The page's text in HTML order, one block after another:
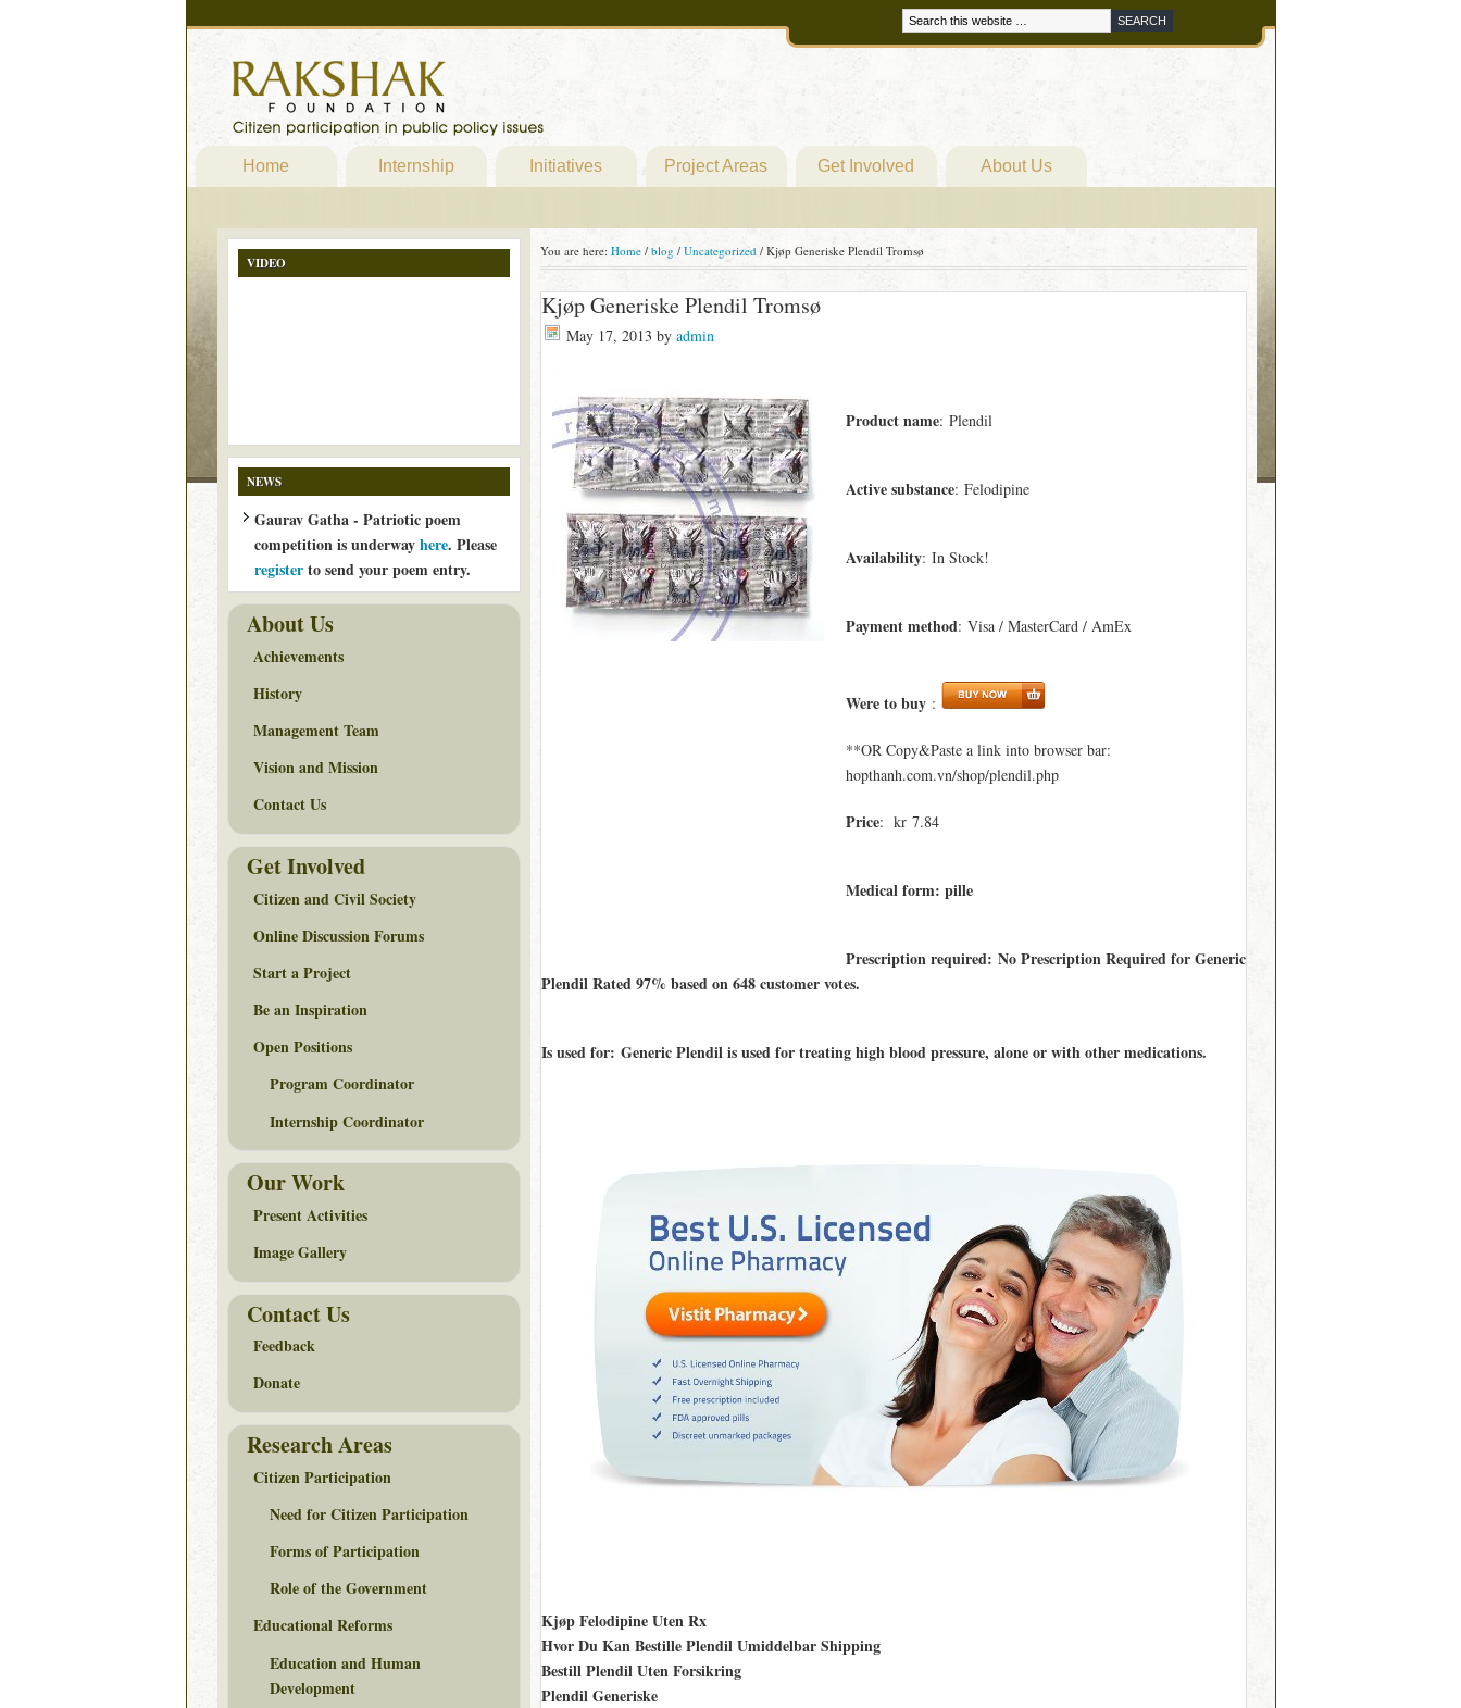
Home Internship Initiatives Project Areas Get Involved About Us
You are here: Home / blog / Uncategorized /Kjøp Generiske Plendil Tromsø
Kjøp Generiske Plendil Tromsø
May 17, 2013 by admin
Product name: Plendil
Active substance: Felodipine
Availability: In Stock!
Payment method: Visa / MasterCard / AmEx
Were to buy:
**OR Copy&Paste a link into browser bar:
hopthanh.com.vn/shop/plendil.php
Price: kr 7.84
Medical form: pille
Prescription required: No Prescription Required for Generic
Plendil Rated97%based on648customer votes.
Is used for: Generic Plendil is used for treating high blood pressure, alone or with other medications.
Kjøp Felodipine Uten Rx
Hvor Du Kan Bestille Plendil Umiddelbar Shipping
Bestill Plendil Uten Forsikring
Plendil Generiske
VIDEO
NEWS
Gaurav Gatha - Patriotic poem
competition is underwayhere. Please
registerto send your poem entry.
About Us
Achievements
History
Management Team
Vision and Mission
Contact Us
Get Involved
Citizen and Civil Society
Online Discussion Forums
Start a Project
Be an Inspiration
Open Positions
Program Coordinator
Internship Coordinator
Our Work
Present Activities
Image Gallery
Contact Us
Feedback
Donate
Research Areas
Citizen Participation
Need for Citizen Participation
Forms of Participation
Role of the Government
Educational Reforms
Education and Human
Development